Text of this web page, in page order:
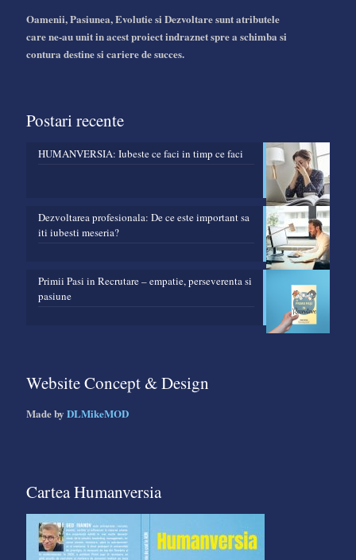
Oamenii, Pasiunea, Evolutie si Dezvoltare sunt atributele
care ne-au unit in acest proiect indraznet spre a schimba si
contura destine si cariere de succes.
Postari recente
HUMANVERSIA: Iubeste ce faci in timp ce faci
Dezvoltarea profesionala: De ce este important sa
iti iubesti meseria?
Primii Pasi in Recrutare – empatie, perseverenta si
pasiune
Website Concept & Design
Made by DLMikeMOD
Cartea Humanversia